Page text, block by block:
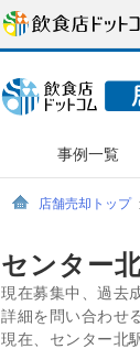
事例一覧
店舗売却トップ
センター
現在募集中、過去
詳細を問い合わせ
現在、センター北